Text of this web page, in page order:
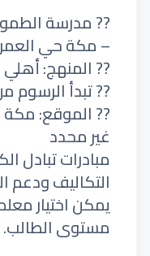
?? مدرسة
– مكة حي
?? المنهج: أهلي
?? تبدأ الرسوم من 8000
?? الموقع:
غير محدد
مبادرات تبادل
التكاليف ودعم
يمكن اختيار
مستوى الطالب.